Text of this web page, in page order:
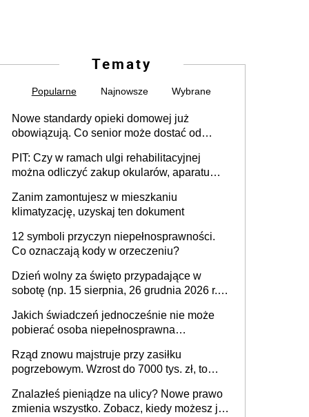
Tematy
Popularne Najnowsze Wybrane
Nowe standardy opieki domowej już
obowiązują. Co senior może dostać od
PIT: Czy w ramach ulgi rehabilitacyjnej
można odliczyć zakup okularów, aparatu
Zanim zamontujesz w mieszkaniu
klimatyzację, uzyskaj ten dokument
12 symboli przyczyn niepełnosprawności.
Co oznaczają kody w orzeczeniu?
Dzień wolny za święto przypadające w
sobotę (np. 15 sierpnia, 26 grudnia 2026 r.) –
pracodawcy (sektor prywatny i administracja
publiczna), najczęstsze pytania
Jakich świadczeń jednocześnie nie może
pobierać osoba niepełnosprawna
Rząd znowu majstruje przy zasiłku
pogrzebowym. Wzrost do 7000 tys. zł, to
Znalazłeś pieniądze na ulicy? Nowe prawo
zmienia wszystko. Zobacz, kiedy możesz je